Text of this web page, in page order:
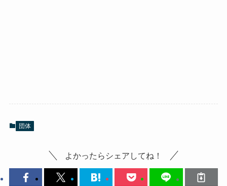
団体
よかったらシェアしてね！